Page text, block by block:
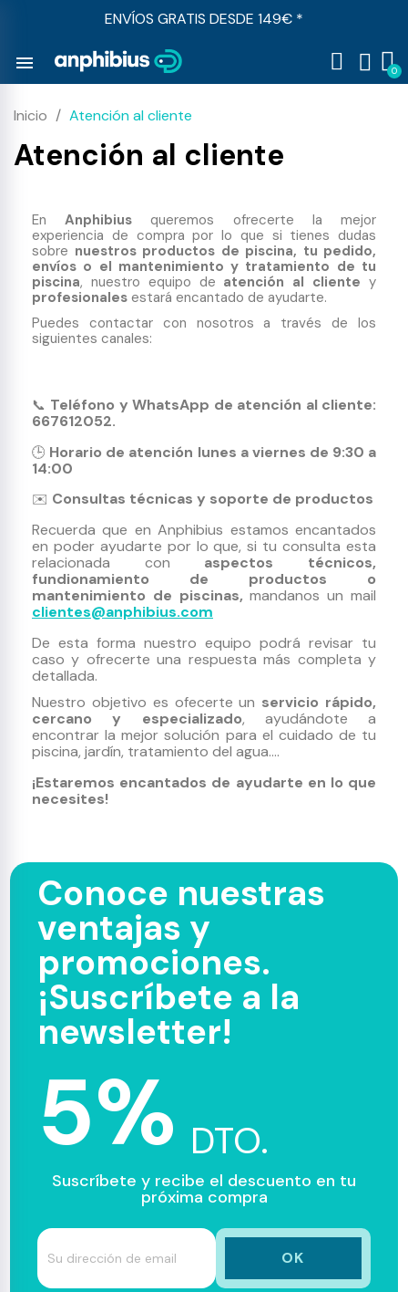
ENVÍOS GRATIS DESDE 149€ *
menu
Inicio Atención al cliente
Atención al cliente
EnAnphibius queremos ofrecerte la mejor
experiencia de compra por lo que si tienes dudas
sobre nuestros productos de piscina, tu pedido,
envíos o el mantenimiento y tratamiento de tu
piscina, nuestro equipo de atención al cliente y
profesionales estará encantado de ayudarte.
Puedes contactar con nosotros a través de los
siguientes canales:
📞 Teléfono y WhatsApp de atención al cliente:
667612052.
🕒 Horario de atención lunes a viernes de 9:30 a
14:00
✉️ Consultas técnicas y soporte de productos
Recuerda que en Anphibius estamos encantados
en poder ayudarte por lo que, si tu consulta esta
relacionada con aspectos técnicos,
fundionamiento de productos o
mantenimiento de piscinas,mandanos un mail
clientes@anphibius.com
De esta forma nuestro equipo podrá revisar tu
caso y ofrecerte una respuesta más completa y
detallada.
Nuestro objetivo es ofecerte un servicio rápido,
cercano y especializado, ayudándote a
encontrar la mejor solución para el cuidado de tu
piscina, jardín, tratamiento del agua....
¡Estaremos encantados de ayudarte en lo que
necesites!
Conoce nuestras
ventajas y
promociones.
¡Suscríbete a la
newsletter!
5% DTO.
Suscríbete y recibe el descuento en tu
próxima compra